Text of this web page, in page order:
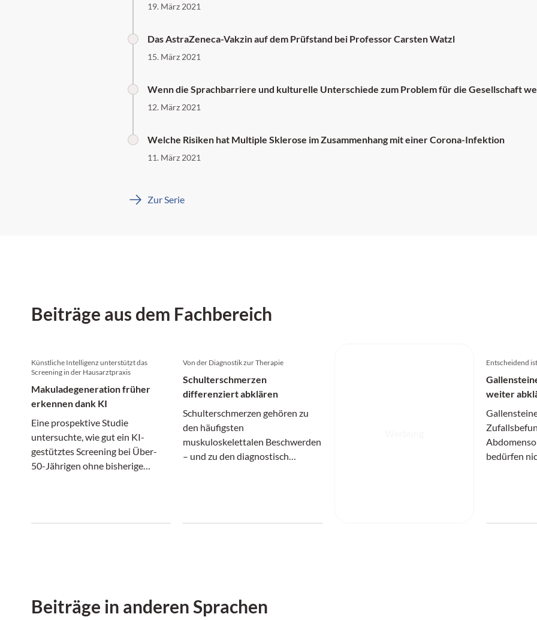
19. März 2021
Das AstraZeneca-Vakzin auf dem Prüfstand bei Professor Carsten Watzl
15. März 2021
Wenn die Sprachbarriere und kulturelle Unterschiede zum Problem für die Gesellschaft
12. März 2021
Welche Risiken hat Multiple Sklerose im Zusammenhang mit einer Corona-Infektion
11. März 2021
Zur Serie
Beiträge aus dem Fachbereich
Künstliche Intelligenz unterstützt das
Screening in der Hausarztpraxis
Makuladegeneration früher
erkennen dank KI
Eine prospektive Studie
untersuchte, wie gut ein KI-
gestütztes Screening bei Über-
50-Jährigen ohne bisherige
Von der Diagnostik zur Therapie
Schulterschmerzen
differenziert abklären
Schulterschmerzen gehören zu
den häufigsten
muskuloskelettalen Beschwerden
– und zu den diagnostisch
Entscheidend
weiter
bedürfen
Beiträge in anderen Sprachen